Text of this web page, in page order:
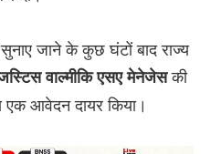
जाने के कुछ घंटों बाद राज्य
वाल्मीकि एसए मेनेजेसकी
एक आवेदन दायर किया।